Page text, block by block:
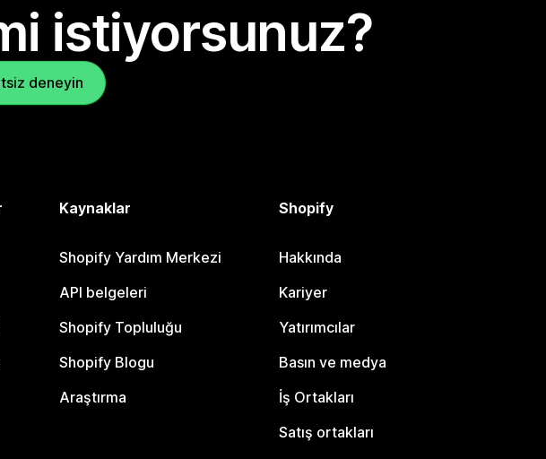
istiyorsunuz?
deneyin
Kaynaklar
Shopify Yardım Merkezi
API belgeleri
Shopify Topluluğu
Shopify Blogu
Araştırma
Shopify
Hakkında
Kariyer
Yatırımcılar
Basın ve medya
İş Ortakları
Satış ortakları